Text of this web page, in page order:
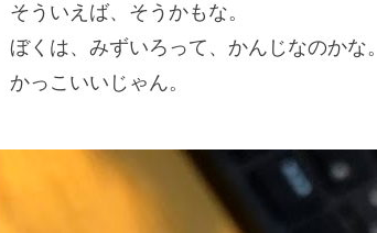
そういえば、そうかもな。
ぼくは、みずいろって、かんじなのかな。
かっこいいじゃん。